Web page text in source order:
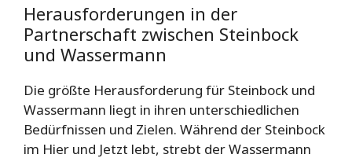
Herausforderungen in der
Partnerschaft zwischen Steinbock
und Wassermann
Die größte Herausforderung für Steinbock und
Wassermann liegt in ihren unterschiedlichen
Bedürfnissen und Zielen. Während der Steinbock
im Hier und Jetzt lebt, strebt der Wassermann